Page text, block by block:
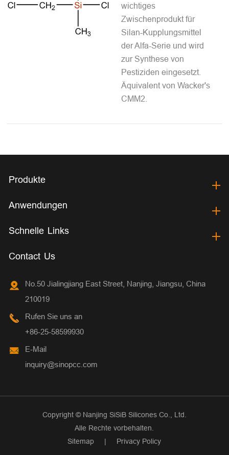
wichtiges
Zwischenprodukt für
Silan-Kupplungsmittel
der Alfa-Serie und wird
zur Synthese von
Pestiziden eingesetzt.
Äquivalent von Wacker's
CMM2.
Produkte
Anwendungen
Schnelle Links
Contact Us
No.50 Jialingjiang East Street, Nanjing, Jiangsu, China
210019
Rufen Sie uns an
+86-25-58599930
E-Mail
inquiry@sinopcc.com
Copyright © Nanjing SiSiB Silicones Co., Ltd.
Alle Rechte vorbehalten.
Sitemap
| Privacy Policy